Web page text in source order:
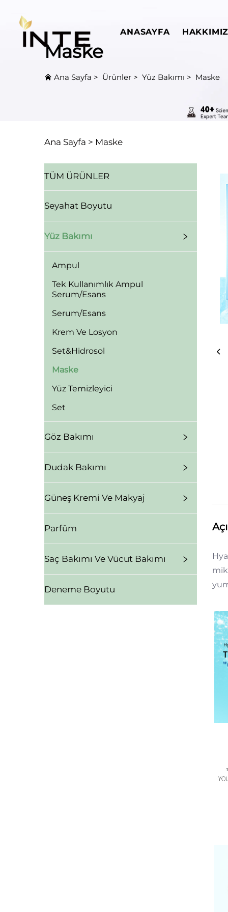
ANASAYFA
Maske
Ana Sayfa > Ürünler > Yüz Bakımı > Maske
Ana Sayfa > Maske
TÜM ÜRÜNLER
Seyahat Boyutu
Yüz Bakımı
Ampul
Tek Kullanımlık Ampul
Serum/Esans
Serum/Esans
Krem Ve Losyon
Set&Hidrosol
Maske
Yüz Temizleyici
Set
Göz Bakımı
Dudak Bakımı
Güneş Kremi Ve Makyaj
Parfüm
Saç Bakımı Ve Vücut Bakımı
Deneme Boyutu